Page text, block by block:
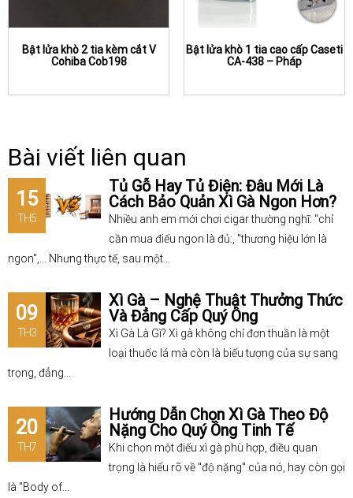
Bật lửa khò 2 tia kèm cắt V
Cohiba Cob198
Bật lửa khò 1 tia cao cấp Caseti
CA-438 – Pháp
Bài viết liên quan
15
TH5
Tủ Gỗ Hay Tủ Điện: Đâu Mới Là
Cách Bảo Quản Xì Gà Ngon Hơn?
Nhiều anh em mới chơi cigar thường nghĩ: "chỉ
cần mua điếu ngon là đủ:, "thương hiệu lớn là
ngon",... Nhưng thực tế, sau một...
09
TH3
Xì Gà – Nghệ Thuật Thưởng Thức
Và Đẳng Cấp Quý Ông
Xì Gà Là Gì? Xì gà không chỉ đơn thuần là một
loại thuốc lá mà còn là biểu tượng của sự sang
trọng, đẳng...
20
TH7
Hướng Dẫn Chọn Xì Gà Theo Độ
Nặng Cho Quý Ông Tinh Tế
Khi chọn một điếu xì gà phù hợp, điều quan
trọng là hiểu rõ về "độ nặng" của nó, hay còn gọi
là "Body of...